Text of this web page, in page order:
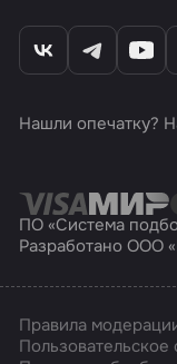
Нашли опечатку?
ПО «Система
Разработано ООО
Правила